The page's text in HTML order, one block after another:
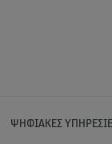
ΨΗΦΙΑΚΈΣ